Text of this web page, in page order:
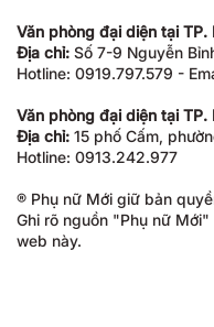
Văn phòng đại diện tại TP.
Địa chỉ: Số 7-9 Nguyễn
Hotline: 0919.797.579 -
Văn phòng đại diện tại TP.
Địa chỉ: 15 phố Cấm,
Hotline: 0913.242.977
® Phụ nữ Mới giữ bản
Ghi rõ nguồn "Phụ nữ
web này.